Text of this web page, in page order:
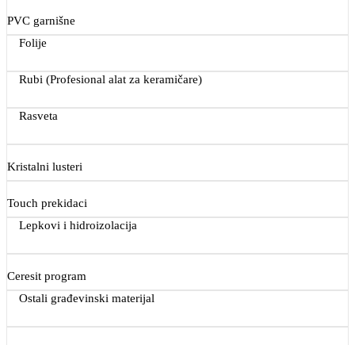
PVC garnišne
Folije
Rubi (Profesional alat za keramičare)
Rasveta
Kristalni lusteri
Touch prekidaci
Lepkovi i hidroizolacija
Ceresit program
Ostali građevinski materijal